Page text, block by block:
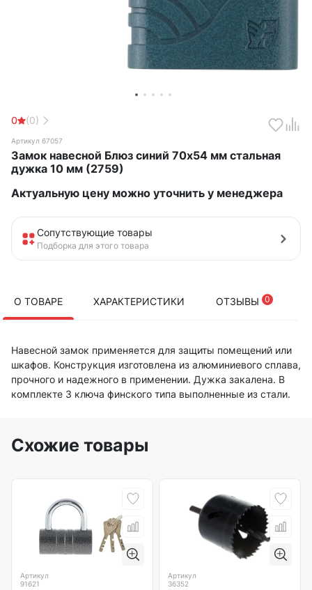
0 (0)
Артикул 67057
Замок навесной Блюз синий 70х54 мм стальная
дужка 10 мм (2759)
Актуальную цену можно уточнить у менеджера
Сопутствующие товары
Подборка для этого товара
О ТОВАРЕ ХАРАКТЕРИСТИКИ ОТЗЫВЫ 0
Навесной замок применяется для защиты помещений или
шкафов. Конструкция изготовлена из алюминиевого сплава,
прочного и надежного в применении. Дужка закалена. В
комплекте 3 ключа финского типа выполненные из стали.
Схожие товары
Артикул
91621
Артикул
36352